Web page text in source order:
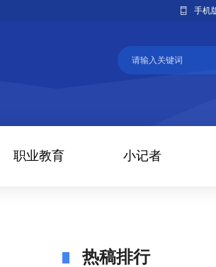
手机
职业教育 小记者
热稿排行